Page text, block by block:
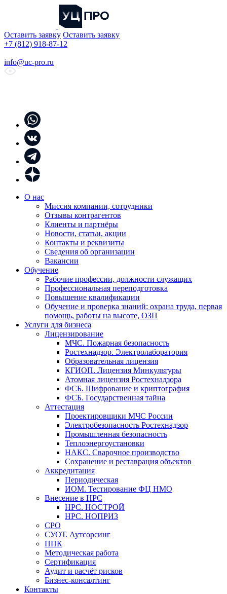
Оставить заявку Оставить заявку
+7 (812) 918-87-12
info@uc-pro.ru
О нас
Миссия компании, сотрудники
Отзывы контрагентов
Клиенты и партнёры
Новости, статьи, акции
Контакты и реквизиты
Сведения об организации
Вакансии
Обучение
Рабочие профессии, должности служащих
Профессиональная переподготовка
Повышение квалификации
Обучение и проверка знаний: охрана труда, первая
помощь, работы на высоте, ОЗП
Услуги для бизнеса
Лицензирование
МЧС. Пожарная безопасность
Ростехнадзор. Электролаборатория
Образовательная лицензия
КГИОП. Лицензия Минкультуры
Атомная лицензия Ростехнадзора
ФСБ. Шифрование и криптография
ФСБ. Государственная тайна
Аттестация
Проектировщики МЧС России
Электробезопасность Ростехнадзор
Промышленная безопасность
Теплоэнергоустановки
НАКС. Сварочное производство
Сохранение и реставрация объектов
Аккредитация
Периодическая
ИОМ. Тестирование ФЦ НМО
Внесение в НРС
НРС. НОСТРОЙ
НРС. НОПРИЗ
СРО
СУОТ. Аутсорсинг
ППК
Методическая работа
Сертификация
Аудит и расчёт рисков
Бизнес-консалтинг
Контакты